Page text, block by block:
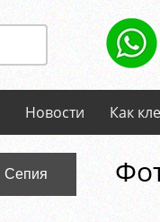
Новости Как
Сепия